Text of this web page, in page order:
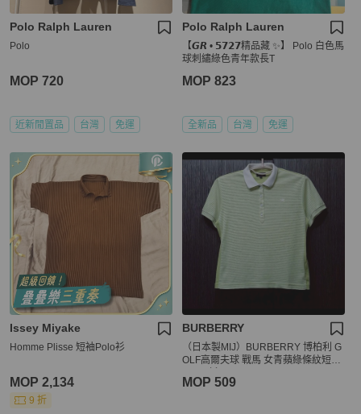
Polo Ralph Lauren
Polo
MOP 720
近新閒置品 台灣 免運
Polo Ralph Lauren
【𝙂𝙍 • 𝟱𝟳𝟮𝟳精品藏 ✨】 Polo 白色馬
球刺繡綠色青年款長T
MOP 823
全新品 台灣 免運
Issey Miyake
Homme Plisse 短袖Polo衫
MOP 2,134
9 折
BURBERRY
（日本製MIJ）BURBERRY 博柏利 G
OLF高爾夫球 戰馬 女青蘋綠條紋短袖
MOP 509